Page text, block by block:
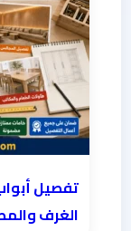
الغرف